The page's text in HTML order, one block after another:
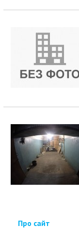
Про сайт